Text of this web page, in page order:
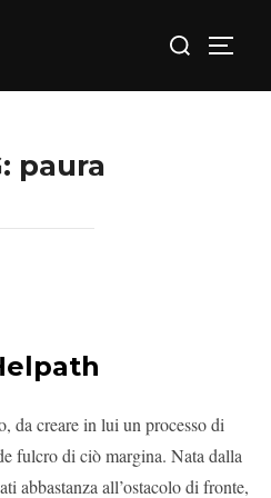
paura
da creare in lui un processo di
fulcro di ciò margina. Nata dalla
abbastanza all’ostacolo di fronte,